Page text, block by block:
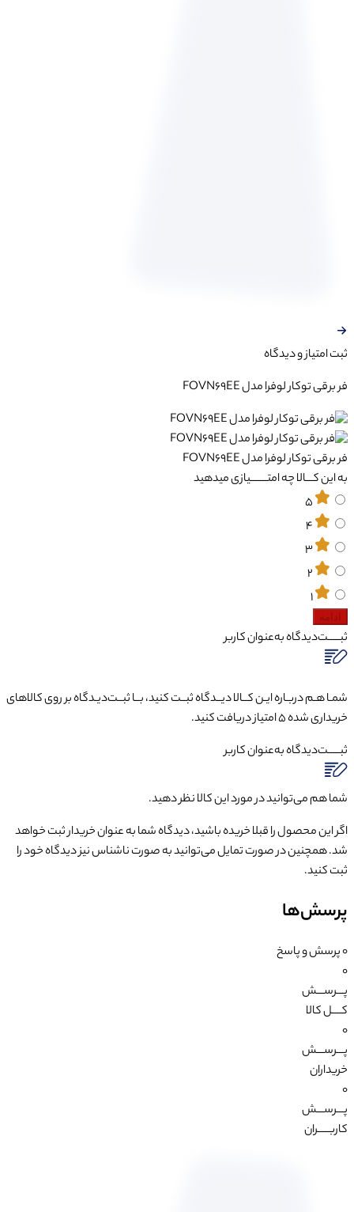
ثبت‌ امتیاز‌ و‌ دیدگاه
فر برقی توکار لوفرا مدل FOVN69EE
فر برقی توکار لوفرا مدل FOVN69EE
به این کـــالا چه امتـــــــیازی میدهید
ادامه
ثبـــــت‌دیدگاهبه‌عنوان کاربر
شمـا هـم دربـاره ایـن کــالا دیــدگاه ثبــت کنید، بــا ثبــت‌دیـدگاه بر روی کالاهای
خریداری شده ۵ امتیاز دریافت کنید.
ثبـــــت‌دیدگاهبه‌عنوان کاربر
شما هم می‌توانید در مورد این کالا نظر دهید.
اگر این محصول را قبلا خریده باشید، دیدگاه شما به عنوان خریدار ثبت خواهد
شد. همچنین در صورت تمایل می‌توانید به صورت ناشناس نیز دیدگاه خود را
ثبت کنید.
پرسش‌ها
0پرسش و پاسخ
0
پـــرســـش
کــــل کالا
0
پـــرســـش
خریداران
0
پـــرســـش
کاربـــــران